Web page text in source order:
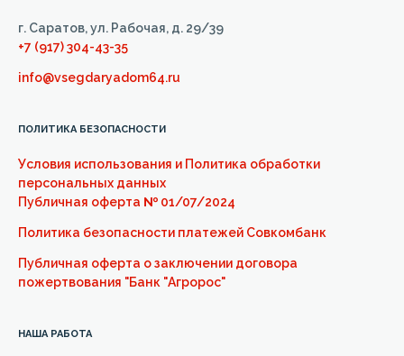
г. Саратов, ул. Рабочая, д. 29/39
+7 (917) 304-43-35
info@vsegdaryadom64.ru
НАША РАБОТА
ПОЛИТИКА БЕЗОПАСНОСТИ
Условия использования и Политика обработки
персональных данных
Публичная оферта № 01/07/2024
Политика безопасности платежей Совкомбанк
Публичная оферта о заключении договора
пожертвования "Банк "Агророс"